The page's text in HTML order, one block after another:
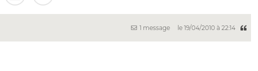
1 message le 19/04/2010 à 22:14